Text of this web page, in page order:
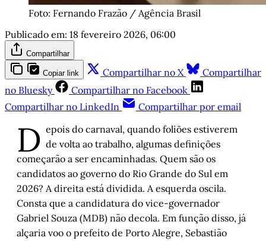
Foto: Fernando Frazão / Agência Brasil
Publicado em: 18 fevereiro 2026, 06:00
Compartilhar
Copiar link Compartilhar no X
Compartilhar
no Bluesky
Compartilhar no Facebook
Compartilhar no LinkedIn
Compartilhar por email
D epois do carnaval, quando foliões estiverem
de volta ao trabalho, algumas definições
começarão a ser encaminhadas. Quem são os
candidatos ao governo do Rio Grande do Sul em
2026? A direita está dividida. A esquerda oscila.
Consta que a candidatura do vice-governador
Gabriel Souza (MDB) não decola. Em função disso, já
alçaria voo o prefeito de Porto Alegre, Sebastião